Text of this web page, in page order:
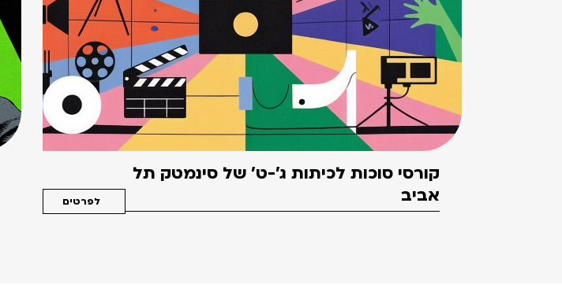
קורסי סוכות לכיתות ג'-ט' של סינמטק תל
אביב
לפרטים